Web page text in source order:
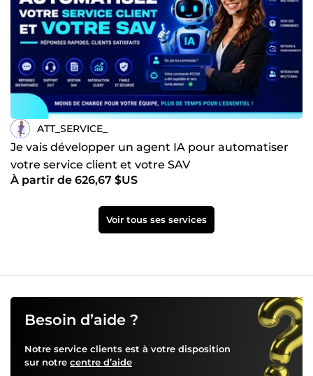
ATT_SERVICE_
Je vais développer un agent IA pour automatiser
votre service client et votre SAV
À partir de 626,67 $US
Voir tous ses services
Besoin d’aide ?
Notre service clients est à votre disposition
sur notre centre d’aide